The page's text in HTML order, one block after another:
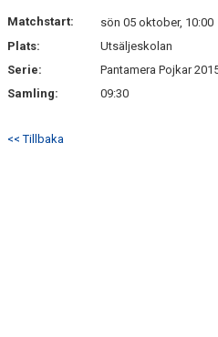
Matchstart:
sön 05 oktober, 10:00
Plats:
Utsäljeskolan
Serie:
Pantamera Pojkar
Samling:
09:30
<< Tillbaka